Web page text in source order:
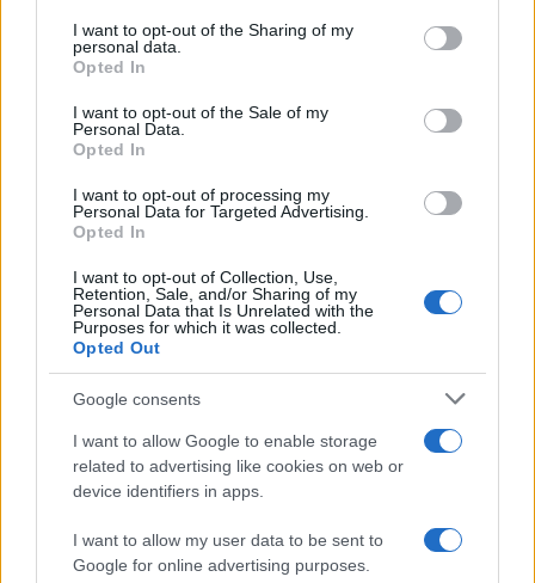
not limited to your visit or usage behaviour. You may click to
grant or deny consent to Google and its third-party tags to
use your data for below specified purposes in below Google
consent section.
I want to opt-out of the Sharing of my
personal data.
Opted In
I want to opt-out of the Sale of my
Personal Data.
Opted In
I want to opt-out of processing my
Personal Data for Targeted Advertising.
Opted In
I want to opt-out of Collection, Use,
Retention, Sale, and/or Sharing of my
Personal Data that Is Unrelated with the
Purposes for which it was collected.
Opted Out
Google consents
I want to allow Google to enable storage
related to advertising like cookies on web or
device identifiers in apps.
I want to allow my user data to be sent to
Google for online advertising purposes.
Jovanotti, Gabry Ponte e Alfa: Olbia ombelico del
mondo per una notte
Giorgia Meloni a La Maddalena, la vicesindaco:
“Orgoglio e discrezione per visita privata̶…
Incendio nella notte a Olbia, a fuoco due furgoni
A fuoco un deposito con bombole, intervento dei
Ristorante distrutto dalle fiamme a La
Maddalena, incendio a Monti d’à rena
Le previsioni meteo per il weekend a Olbia e in
Gallura